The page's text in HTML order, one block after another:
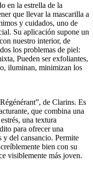
en la estrella de la
que llevar la mascarilla a
y cuidados, uno de
Su aplicación supone un
nuestro interior, de
los problemas de piel:
Pueden ser exfoliantes,
iluminan, minimizan los
de Clarins. Es
que combina una
una textura
para ofrecer una
y del cansancio. Permite
bien con su
visiblemente más joven.